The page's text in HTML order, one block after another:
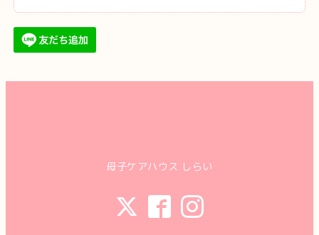
母子ケアハウス しらい